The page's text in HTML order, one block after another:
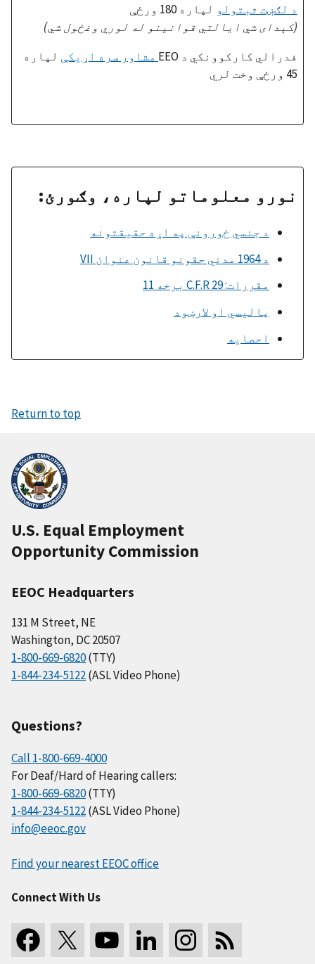
د لګښت ثبتولو لپاره 180 ورځې
(کېدای شي ایالتي قوانینو له لوري وغځول شي)
فدرالي کارکوونکي د EEO
مشاور سره اړیکې لپاره
45 ورځې وخت لري
نورو معلوماتو لپاره، وګورئ:
د جنسي ځورونې په اړه حقیقتونه
د 1964 مدني حقونو قانون عنوان VII
مقررات: 29 C.F.R برخه 11
پالیسي او لارښود
احصایه
Return to top
U.S. Equal Employment
Opportunity Commission
EEOC Headquarters
131 M Street, NE
Washington, DC 20507
1-800-669-6820(TTY)
1-844-234-5122(ASL Video Phone)
Questions?
Call 1-800-669-4000
For Deaf/Hard of Hearing callers:
1-800-669-6820(TTY)
1-844-234-5122(ASL Video Phone)
info@eeoc.gov
Find your nearest EEOC office
Connect With Us